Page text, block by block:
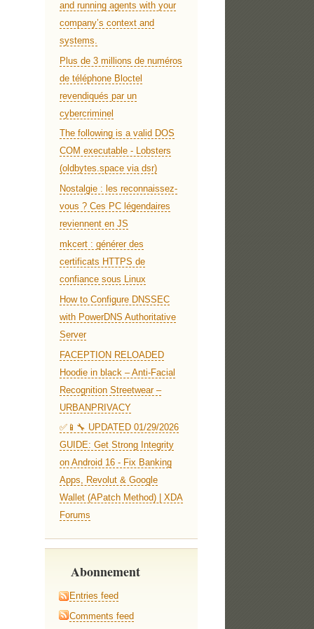
and running agents with your
company’s context and
systems.
Plus de 3 millions de numéros
de téléphone Bloctel
revendiqués par un
cybercriminel
The following is a valid DOS
COM executable - Lobsters
(oldbytes.space via dsr)
Nostalgie : les reconnaissez-
vous ? Ces PC légendaires
reviennent en JS
mkcert : générer des
certificats HTTPS de
confiance sous Linux
How to Configure DNSSEC
with PowerDNS Authoritative
Server
FACEPTION RELOADED
Hoodie in black – Anti-Facial
Recognition Streetwear –
URBANPRIVACY
✅📱🔧 UPDATED 01/29/2026
GUIDE: Get Strong Integrity
on Android 16 - Fix Banking
Apps, Revolut & Google
Wallet (APatch Method) | XDA
Forums
Abonnement
Entries feed
Comments feed